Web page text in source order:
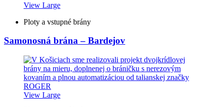
View Large
Ploty a vstupné brány
Samonosná brána – Bardejov
View Large